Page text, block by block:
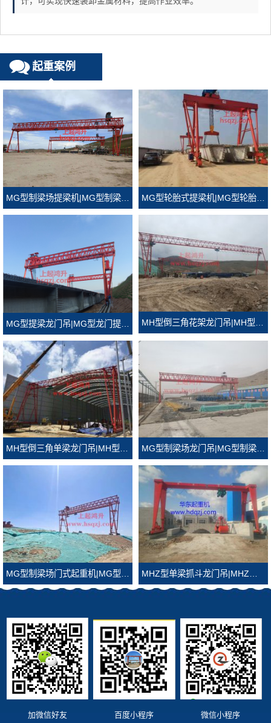
起重案例
MH型倒三角花架龙门吊|MH型倒三角门式起重机
MH型倒三角单梁龙门吊|MH型倒三角龙门吊 MG型制梁场龙门吊|MG型制梁场门式起重机
MHZ型单梁抓斗龙门吊|MHZ型抓斗龙门吊
加微信好友 百度小程序 微信小程序